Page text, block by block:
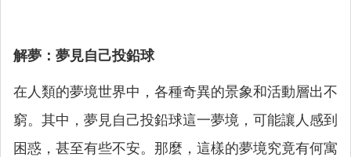
解夢：夢見自己投鉛球
在人類的夢境世界中，各種奇異的景象和活動層出不
窮。其中，夢見自己投鉛球這一夢境，可能讓人感到
困惑，甚至有些不安。那麼，這樣的夢境究竟有何寓